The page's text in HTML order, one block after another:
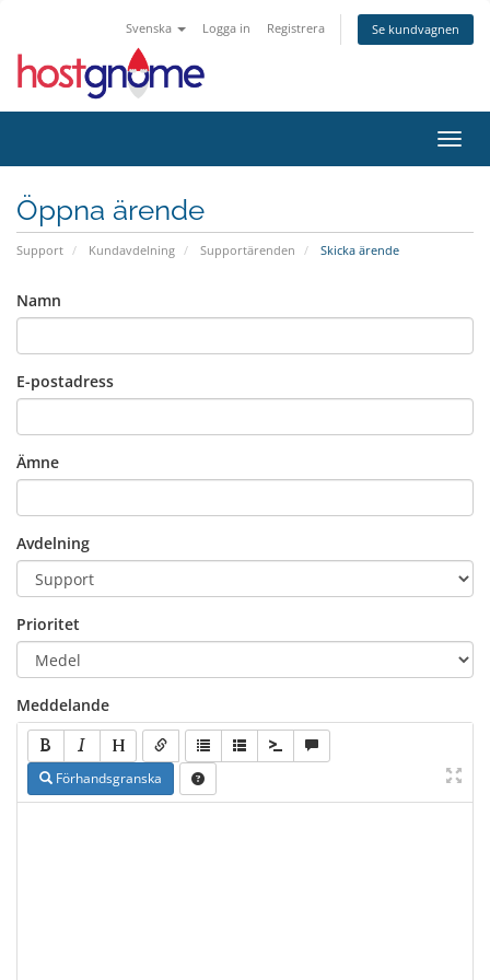
Svenska Logga in Registrera Se kundvagnen
Öppna ärende
Support Kundavdelning Supportärenden Skicka ärende
Namn
E-postadress
Ämne
Avdelning
Prioritet
Meddelande
Förhandsgranska